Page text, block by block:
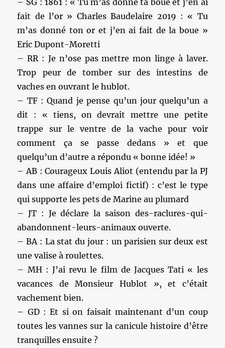
fait de l’or » Charles Baudelaire 2019 : « Tu
m’as donné ton or et j’en ai fait de la boue »
Eric Dupont-Moretti
– RR : Je n’ose pas mettre mon linge à laver.
Trop peur de tomber sur des intestins de
vaches en ouvrant le hublot.
– TF : Quand je pense qu’un jour quelqu’un a
dit : « tiens, on devrait mettre une petite
trappe sur le ventre de la vache pour voir
comment ça se passe dedans » et que
quelqu’un d’autre a répondu « bonne idée! »
– AB : Courageux Louis Aliot (entendu par la PJ
dans une affaire d’emploi fictif) : c’est le type
qui supporte les pets de Marine au plumard
– JT : Je déclare la saison des-raclures-qui-
abandonnent-leurs-animaux ouverte.
– BA : La stat du jour : un parisien sur deux est
une valise à roulettes.
– MH : J’ai revu le film de Jacques Tati « les
vacances de Monsieur Hublot », et c’était
vachement bien.
– GD : Et si on faisait maintenant d’un coup
toutes les vannes sur la canicule histoire d’être
tranquilles ensuite ?